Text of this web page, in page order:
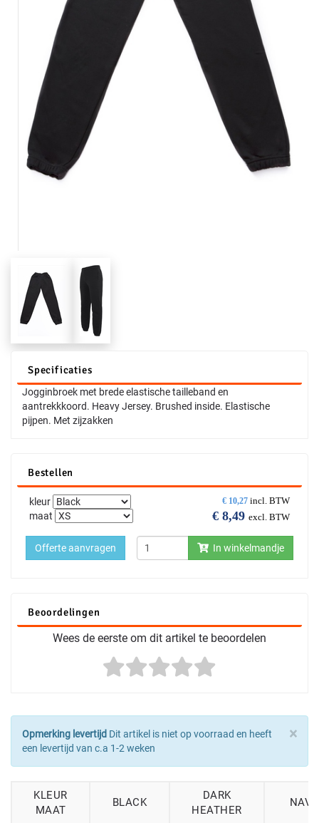
Specificaties
Jogginbroek met brede elastische tailleband en
aantrekkkoord. Heavy Jersey. Brushed inside. Elastische
pijpen. Met zijzakken
Bestellen
€ 10,27 incl. BTW
€ 8,49 excl. BTW
kleur
maat
In winkelmandje
Offerte aanvragen
Beoordelingen
Wees de eerste om dit artikel te beoordelen
×
Opmerking levertijd Dit artikel is niet op voorraad en heeft
een levertijd van c.a 1-2 weken
KLEUR
MAAT
BLACK
DARK
HEATHER
NAVY